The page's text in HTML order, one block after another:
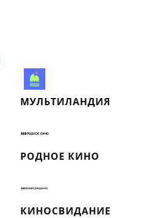
МУЛЬТИЛАНДИЯ
РОДНОЕ КИНО
КИНОСВИДАНИЕ